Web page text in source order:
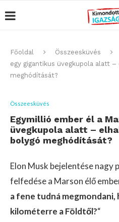
Főoldal Összeesküvés
egy gigantikus üvegkupola alatt
meghódítását?
Összeesküvés
Egymillió ember él a
üvegkupola alatt –
bolygó meghódítását?
Elon Musk bejelentése nagy
felfedése a Marson élő
a fene tudná
kilométerre a Földtől?“